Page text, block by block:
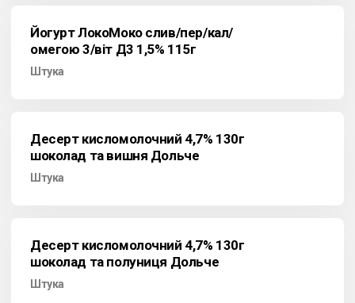
Йогурт ЛокоМоко слив/пер/кал/
омегою 3/віт Д3 1,5% 115г
Штука
Десерт кисломолочний 4,7% 130г
шоколад та вишня Дольче
Штука
Десерт кисломолочний 4,7% 130г
шоколад та полуниця Дольче
Штука